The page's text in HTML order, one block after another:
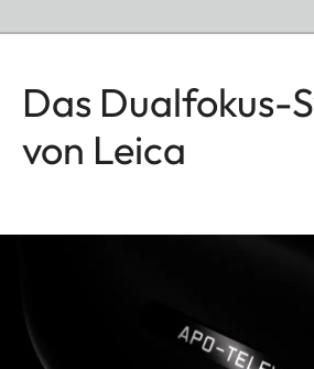
Das Dualfokus-
von Leica